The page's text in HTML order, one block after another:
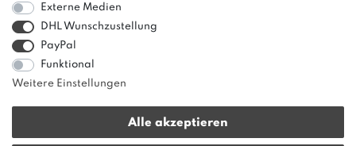
Externe Medien
DHL Wunschzustellung
PayPal
Funktional
Weitere Einstellungen
Alle akzeptieren
Preisempfehlung seitens des Herstellers dar.